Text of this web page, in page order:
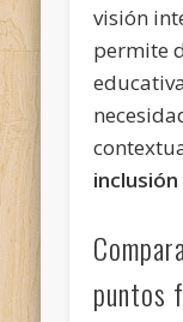
visión
permite
puntos